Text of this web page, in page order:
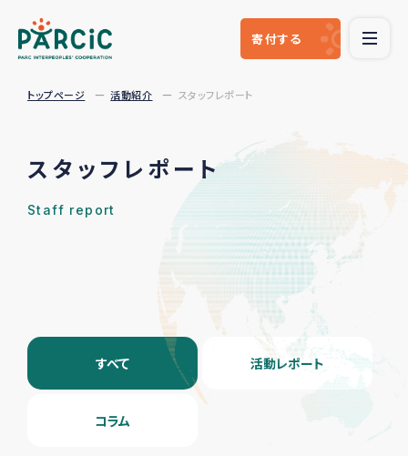
寄付する
トップページ 活動紹介 スタッフレポート
スタッフレポート
Staff report
すべて 活動レポート
コラム